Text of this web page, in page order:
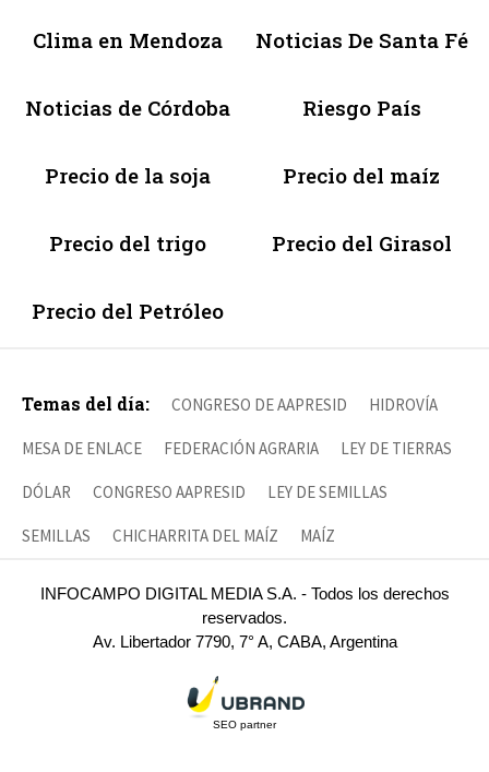
Clima en Mendoza Noticias De Santa Fé
Noticias de Córdoba Riesgo País
Precio de la soja Precio del maíz
Precio del trigo Precio del Girasol
Precio del Petróleo
Temas del día: CONGRESO DE AAPRESID HIDROVÍA
MESA DE ENLACE FEDERACIÓN AGRARIA LEY DE TIERRAS
DÓLAR CONGRESO AAPRESID LEY DE SEMILLAS
SEMILLAS CHICHARRITA DEL MAÍZ MAÍZ
INFOCAMPO DIGITAL MEDIA S.A. - Todos los derechos
reservados.
Av. Libertador 7790, 7° A, CABA, Argentina
SEO partner